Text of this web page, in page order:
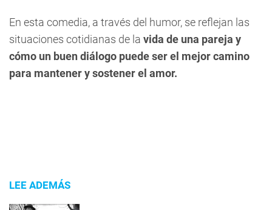
En esta comedia, a través del humor, se reflejan las
situaciones cotidianas de la vida de una pareja y
cómo un buen diálogo puede ser el mejor camino
para mantener y sostener el amor.
LEE ADEMÁS